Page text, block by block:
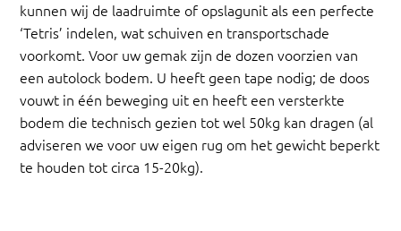
kunnen wij de laadruimte of opslagunit als een perfecte
‘Tetris’ indelen, wat schuiven en transportschade
voorkomt. Voor uw gemak zijn de dozen voorzien van
een autolock bodem. U heeft geen tape nodig; de doos
vouwt in één beweging uit en heeft een versterkte
bodem die technisch gezien tot wel 50kg kan dragen (al
adviseren we voor uw eigen rug om het gewicht beperkt
te houden tot circa 15-20kg).